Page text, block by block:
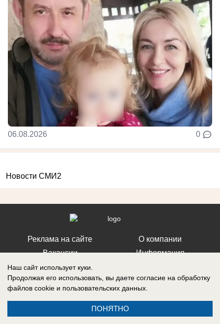
06.08.2026 0
Новости СМИ2
Реклама на сайте
Вакансии
Контакты
О компании
Информация
Свидетельство о регистрации СМИ: Эл № ФС 77-76240, выдано
Наш сайт использует куки.
Продолжая его использовать, вы даете согласие на обработку
файлов cookie и пользовательских данных.
ПОНЯТНО